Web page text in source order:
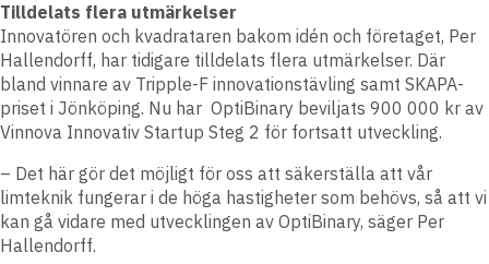
Tilldelats flera utmärkelser
Innovatören och kvadrataren bakom idén och företaget, Per
Hallendorff, har tidigare tilldelats flera utmärkelser. Där
bland vinnare av Tripple-F innovationstävling samt SKAPA-
priset i Jönköping. Nu har OptiBinary beviljats 900 000 kr av
Vinnova Innovativ Startup Steg 2 för fortsatt utveckling.
– Det här gör det möjligt för oss att säkerställa att vår
limteknik fungerar i de höga hastigheter som behövs, så att vi
kan gå vidare med utvecklingen av OptiBinary, säger Per
Hallendorff.